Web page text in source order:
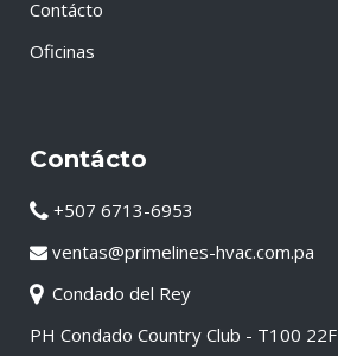
Contácto
Oficinas
Contácto
+507 6713-6953
ventas@primelines-hvac.com.pa
Condado del Rey
PH Condado Country Club - T100 22F